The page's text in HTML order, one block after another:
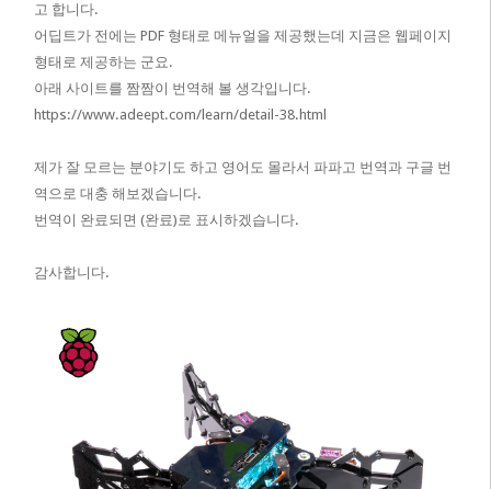
고 합니다.
어딥트가 전에는 PDF 형태로 메뉴얼을 제공했는데 지금은 웹페이지
형태로 제공하는 군요.
아래 사이트를 짬짬이 번역해 볼 생각입니다.
https://www.adeept.com/learn/detail-38.html
제가 잘 모르는 분야기도 하고 영어도 몰라서 파파고 번역과 구글 번
역으로 대충 해보겠습니다.
번역이 완료되면 (완료)로 표시하겠습니다.
감사합니다.